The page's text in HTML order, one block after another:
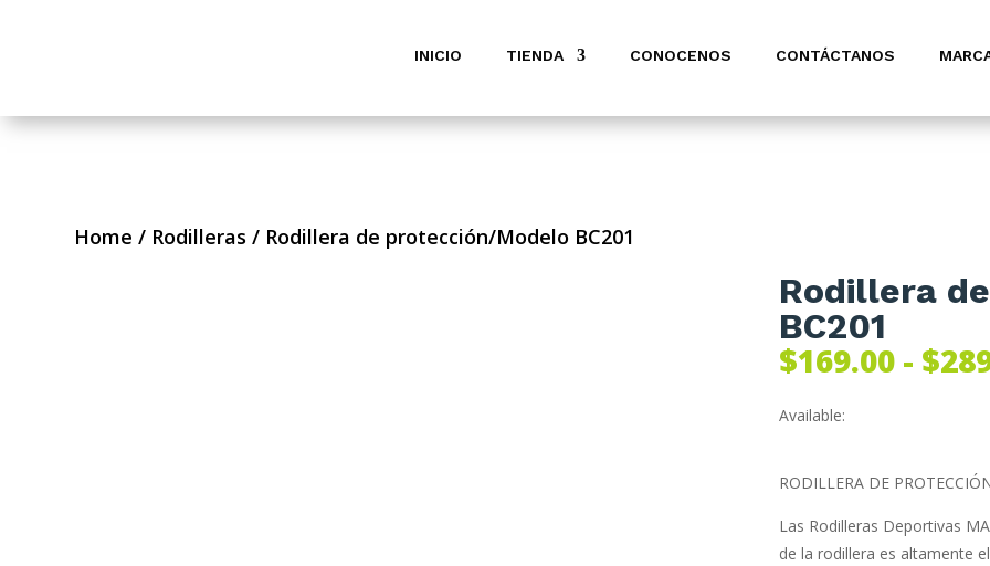
INICIO TIENDA CONOCENOS CONTÁCTANOS
Home / Rodilleras / Rodillera de protección/Modelo BC201
Rodillera
BC201
$169.00 - $
Available:
RODILLERA DE
Las Rodilleras Deportivas
de la rodillera es altamente